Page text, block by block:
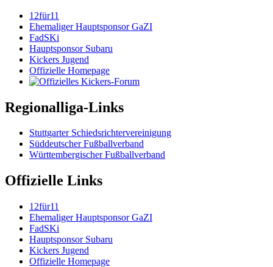
12für11
Ehemaliger Hauptsponsor GaZI
FadSKi
Hauptsponsor Subaru
Kickers Jugend
Offizielle Homepage
Regionalliga-Links
Stuttgarter Schiedsrichtervereinigung
Süddeutscher Fußballverband
Württembergischer Fußballverband
Offizielle Links
12für11
Ehemaliger Hauptsponsor GaZI
FadSKi
Hauptsponsor Subaru
Kickers Jugend
Offizielle Homepage